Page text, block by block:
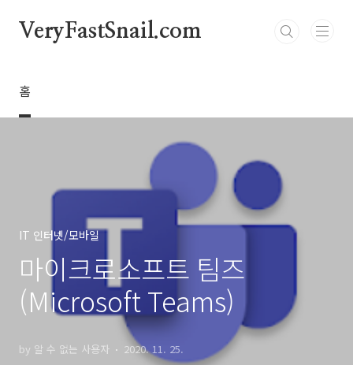
VeryFastSnail.com
홈
IT 인터넷/모바일
마이크로소프트 팀즈
(Microsoft Teams)
by 알 수 없는 사용자 2020. 11. 25.